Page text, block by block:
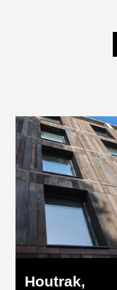
Houtrak,